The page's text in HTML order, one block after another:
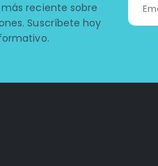
reciente sobre
Suscríbete hoy